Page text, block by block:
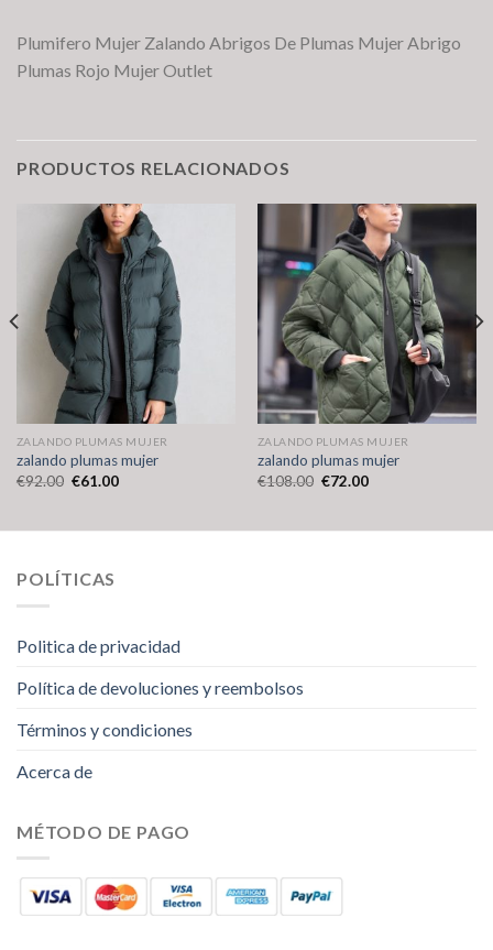
Plumifero Mujer Zalando Abrigos De Plumas Mujer Abrigo
Plumas Rojo Mujer Outlet
PRODUCTOS RELACIONADOS
ZALANDO PLUMAS MUJER
zalando plumas mujer
€92.00 €61.00
ZALANDO PLUMAS MUJER
zalando plumas mujer
€108.00 €72.00
POLÍTICAS
Politica de privacidad
Política de devoluciones y reembolsos
Términos y condiciones
Acerca de
MÉTODO DE PAGO